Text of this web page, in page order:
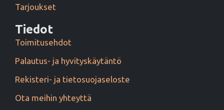
Tarjoukset
Tiedot
Toimitusehdot
Palautus- ja hyvityskäytäntö
Rekisteri- ja tietosuojaseloste
Ota meihin yhteyttä